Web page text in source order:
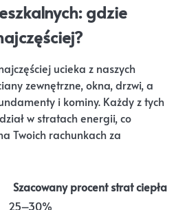
gdzie
ucieka z naszych
zewnętrzne, okna, drzwi, a
i kominy. Każdy z tych
w stratach energii, co
Twoich rachunkach za
Szacowany procent strat ciepła
25–30%